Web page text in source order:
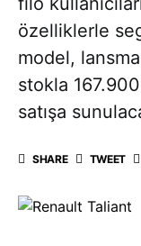
özelliklerle
model,
stokla
satışa
SHARE TWEET